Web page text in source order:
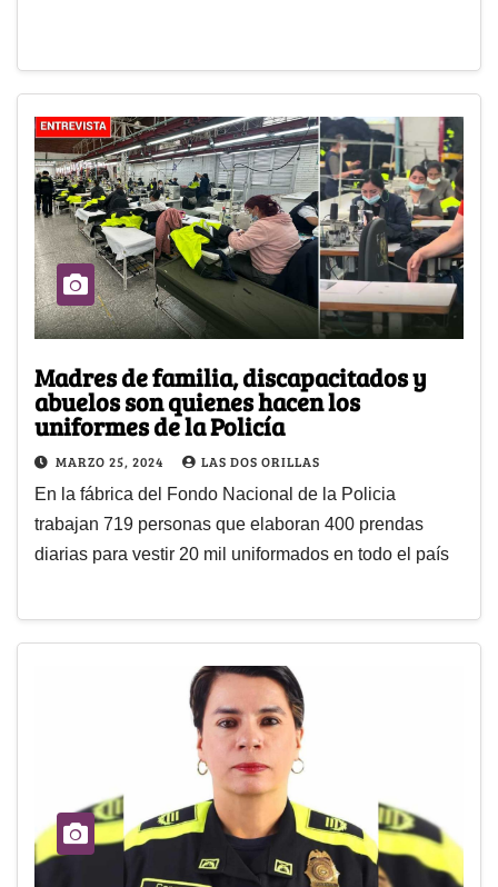
Madres de familia, discapacitados y
abuelos son quienes hacen los
uniformes de la Policía
MARZO 25, 2024 LAS DOS ORILLAS
En la fábrica del Fondo Nacional de la Policia
trabajan 719 personas que elaboran 400 prendas
diarias para vestir 20 mil uniformados en todo el país